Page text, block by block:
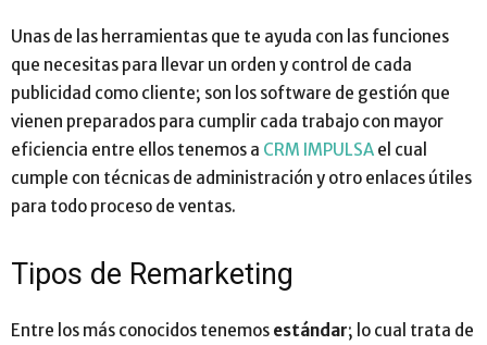
Unas de las herramientas que te ayuda con las funciones
que necesitas para llevar un orden y control de cada
publicidad como cliente; son los software de gestión que
vienen preparados para cumplir cada trabajo con mayor
eficiencia entre ellos tenemos a CRM IMPULSA el cual
cumple con técnicas de administración y otro enlaces útiles
para todo proceso de ventas.
Tipos de Remarketing
Entre los más conocidos tenemos estándar; lo cual trata de